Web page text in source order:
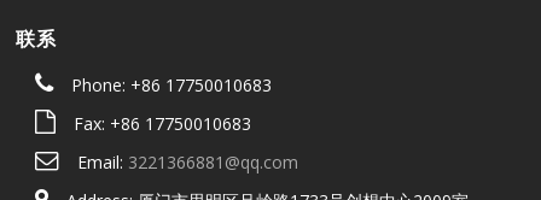
联系
Phone: +86 17750010683
Fax: +86 17750010683
Email: 3221366881@qq.com